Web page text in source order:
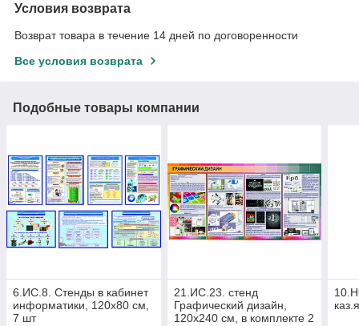
Условия возврата
Возврат товара в течение 14 дней по договоренности
Все условия возврата
Подобные товары компании
6.ИС.8. Стенды в кабинет
информатики, 120х80 см,
7 шт
21.ИС.23. стенд
Графический дизайн,
120х240 см, в комплекте 2